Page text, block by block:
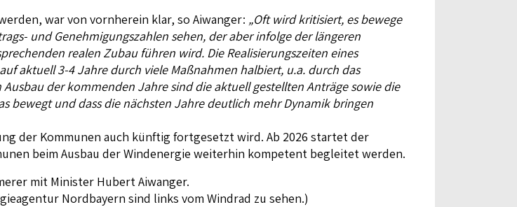
war von vornherein klar, so Aiwanger: „Oft wird kritisiert, es bewege
und Genehmigungszahlen sehen, der aber infolge der längeren
realen Zubau führen wird. Die Realisierungszeiten eines
aktuell 3-4 Jahre durch viele Maßnahmen halbiert, u.a. durch das
der kommenden Jahre sind die aktuell gestellten Anträge sowie die
bewegt und dass die nächsten Jahre deutlich mehr Dynamik bringen
der Kommunen auch künftig fortgesetzt wird. Ab 2026 startet der
beim Ausbau der Windenergie weiterhin kompetent begleitet werden.
mit Minister Hubert Aiwanger.
Nordbayern sind links vom Windrad zu sehen.)